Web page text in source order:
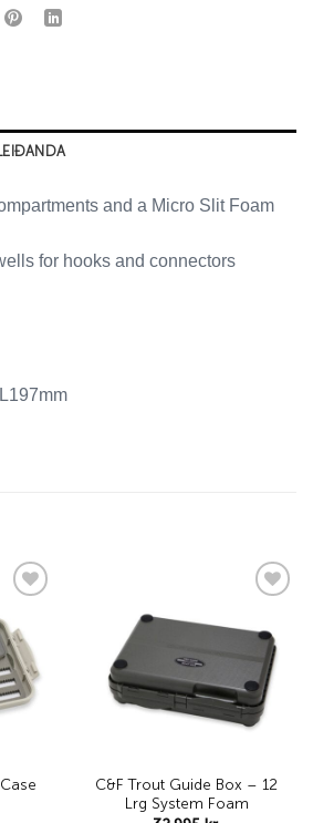
and a Micro Slit Foam
for hooks and connectors
wishlist
wishlist
C&F Trout Guide Box – 12
Lrg System Foam